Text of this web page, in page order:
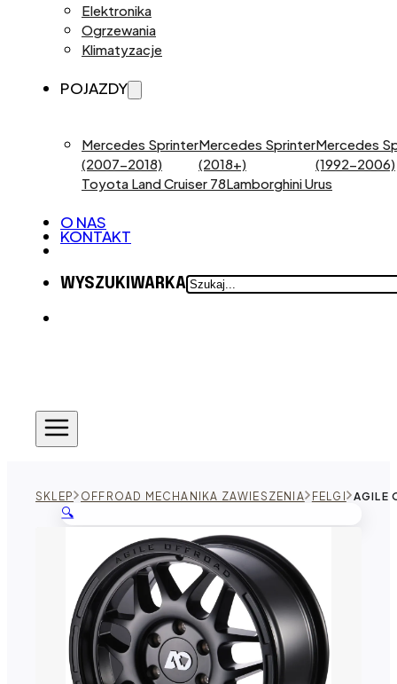
Elektronika
Ogrzewania
Klimatyzacje
POJAZDY
Mercedes Sprinter
(2007-2018)
Mercedes Sprinter
(2018+)
Mercedes
(1992-2006)
Toyota Land Cruiser 78Lamborghini Urus
O NAS
KONTAKT
WYSZUKIWARKASZUKAJ
SKLEP OFFROAD MECHANIKA ZAWIESZENIA FELGI AGILE
🔍